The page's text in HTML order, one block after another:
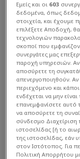
Europa League | 20/05
“Κατάπιε”
Δικό της με
Tα
Εμείς και οι 603
δεδομένα, όπως
στοιχεία, και
επιλέξετε Αποδοχή,
τεχνολογιών
σκοποί που
συνεργάτες μας
παροχή υπηρεσιών.
αποσύρετε τη
απενεργοποιηθούν.
περιεχόμενο και
ενδέχεται να μην
επανεμφανίσετε αυτό
να αποσύρετε τη
σύνδεσμο
ιστοσελίδας [ή το
της ιστοσελίδας, εάν
στον Ιστότοπος. Για
Πολιτική Απορρήτου